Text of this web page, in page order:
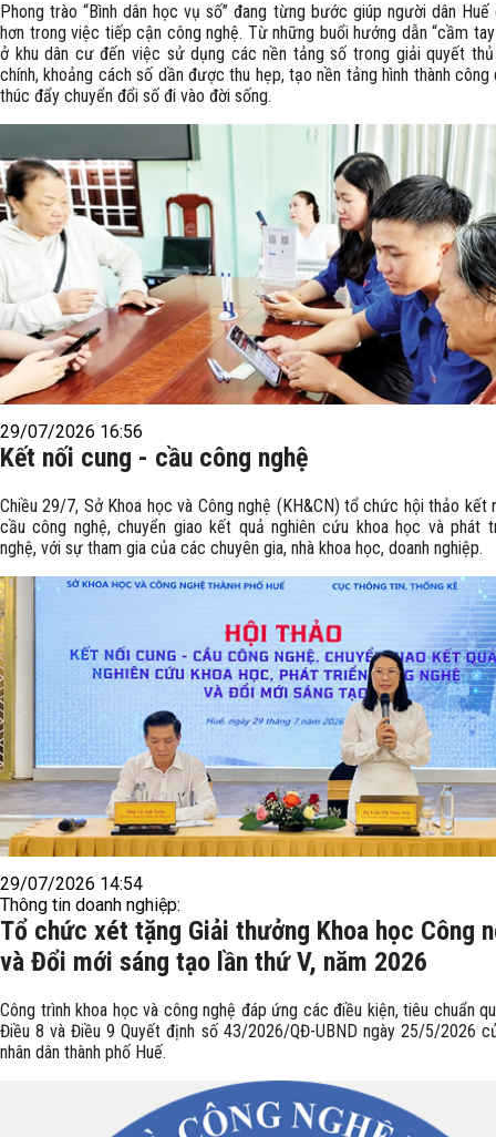
Phong trào “Bình dân học vụ số” đang từng bước giúp người dân Huế
hơn trong việc tiếp cận công nghệ. Từ những buổi hướng dẫn “cầm
ở khu dân cư đến việc sử dụng các nền tảng số trong giải quyết
chính, khoảng cách số dần được thu hẹp, tạo nền tảng hình thành công
thúc đẩy chuyển đổi số đi vào đời sống.
29/07/2026 16:56
Kết nối cung - cầu công nghệ
Chiều 29/7, Sở Khoa học và Công nghệ (KH&CN) tổ chức hội thảo kết
cầu công nghệ, chuyển giao kết quả nghiên cứu khoa học và phát
nghệ, với sự tham gia của các chuyên gia, nhà khoa học, doanh nghiệp.
29/07/2026 14:54
Thông tin doanh nghiệp:
Tổ chức xét tặng Giải thưởng Khoa học Công
và Đổi mới sáng tạo lần thứ V, năm 2026
Công trình khoa học và công nghệ đáp ứng các điều kiện, tiêu chuẩn
Điều 8 và Điều 9 Quyết định số 43/2026/QĐ-UBND ngày 25/5/2026
nhân dân thành phố Huế.